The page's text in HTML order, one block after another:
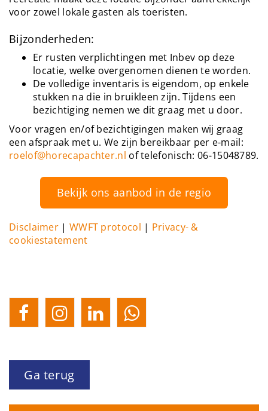
voor zowel lokale gasten als toeristen.
Bijzonderheden:
Er rusten verplichtingen met Inbev op deze
locatie, welke overgenomen dienen te worden.
De volledige inventaris is eigendom, op enkele
stukken na die in bruikleen zijn. Tijdens een
bezichtiging nemen we dit graag met u door.
Voor vragen en/of bezichtigingen maken wij graag
een afspraak met u. We zijn bereikbaar per e-mail:
roelof@horecapachter.nl of telefonisch: 06-15048789.
Bekijk ons aanbod in de regio
Disclaimer | WWFT protocol | Privacy- &
cookiestatement
Ga terug